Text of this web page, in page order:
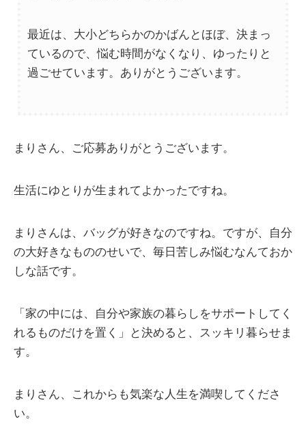
最近は、大小どちらかのかばんとほぼ、決まっ
ているので、悩む時間がなくなり、ゆったりと
過ごせています。ありがとうございます。
まりさん、ご応募ありがとうございます。
生活にゆとりが生まれてよかったですね。
まりさんは、バッグが好きなのですね。ですが、自分
の大好きなもののせいで、毎日苦しみ悩むなんておか
しな話です。
「家の中には、自分や家族の暮らしをサポートしてく
れるものだけを置く」と決めると、スッキリ暮らせま
す。
まりさん、これからも気楽な人生を満喫してくださ
い。